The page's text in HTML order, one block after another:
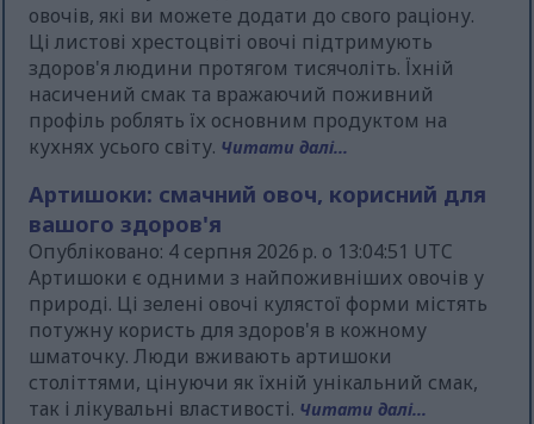
овочів, які ви можете додати до свого раціону.
Ці листові хрестоцвіті овочі підтримують
здоров'я людини протягом тисячоліть. Їхній
насичений смак та вражаючий поживний
профіль роблять їх основним продуктом на
кухнях усього світу. Читати далі...
Артишоки: смачний овоч, корисний для
вашого здоров'я
Опубліковано: 4 серпня 2026 р. о 13:04:51 UTC
Артишоки є одними з найпоживніших овочів у
природі. Ці зелені овочі кулястої форми містять
потужну користь для здоров'я в кожному
шматочку. Люди вживають артишоки
століттями, цінуючи як їхній унікальний смак,
так і лікувальні властивості. Читати далі...